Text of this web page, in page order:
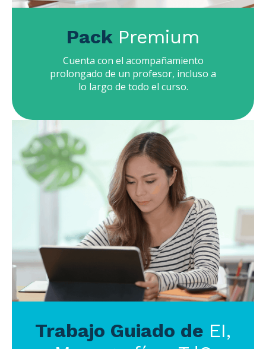
Pack Premium
Cuenta con el acompañamiento
prolongado de un profesor, incluso a
lo largo de todo el curso.
Trabajo Guiado de EI,